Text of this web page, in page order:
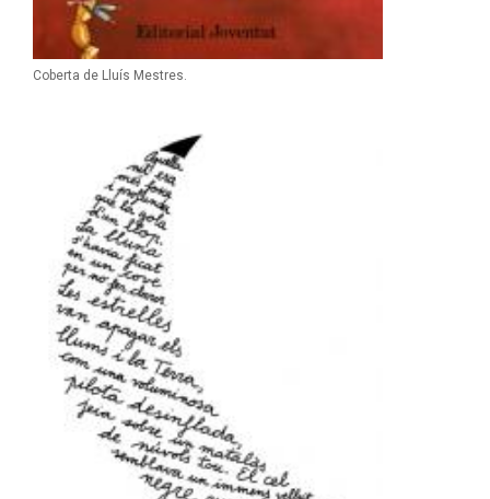
Coberta de Lluís Mestres.